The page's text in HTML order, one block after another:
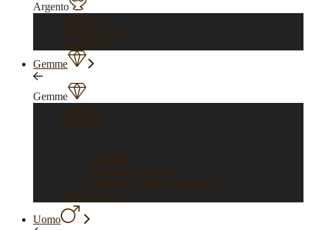
Argento
Vedi tutti
Gioielli Argento
Argenteria
Gemme
Gemme
Vedi tutti
Diamanti
Vedi tutti
Certificati Orofirst
Certificati istituti gemmologici
Pietre preziose
Uomo